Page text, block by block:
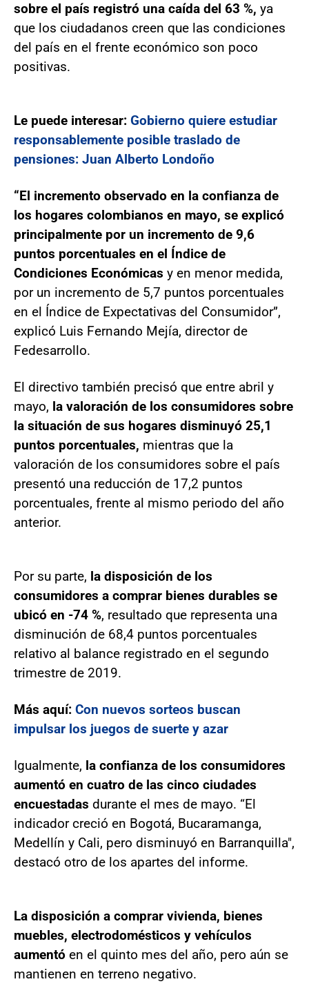
sobre el país registró una caída del 63 %, ya
que los ciudadanos creen que las condiciones
del país en el frente económico son poco
positivas.
Le puede interesar: Gobierno quiere estudiar
responsablemente posible traslado de
pensiones: Juan Alberto Londoño
“El incremento observado en la confianza de
los hogares colombianos en mayo, se explicó
principalmente por un incremento de 9,6
puntos porcentuales en el Índice de
Condiciones Económicas y en menor medida,
por un incremento de 5,7 puntos porcentuales
en el Índice de Expectativas del Consumidor”,
explicó Luis Fernando Mejía, director de
Fedesarrollo.
El directivo también precisó que entre abril y
mayo, la valoración de los consumidores sobre
la situación de sus hogares disminuyó 25,1
puntos porcentuales, mientras que la
valoración de los consumidores sobre el país
presentó una reducción de 17,2 puntos
porcentuales, frente al mismo periodo del año
anterior.
Por su parte, la disposición de los
consumidores a comprar bienes durables se
ubicó en -74 %, resultado que representa una
disminución de 68,4 puntos porcentuales
relativo al balance registrado en el segundo
trimestre de 2019.
Más aquí: Con nuevos sorteos buscan
impulsar los juegos de suerte y azar
Igualmente, la confianza de los consumidores
aumentó en cuatro de las cinco ciudades
encuestadas durante el mes de mayo. “El
indicador creció en Bogotá, Bucaramanga,
Medellín y Cali, pero disminuyó en Barranquilla",
destacó otro de los apartes del informe.
La disposición a comprar vivienda, bienes
muebles, electrodomésticos y vehículos
aumentó en el quinto mes del año, pero aún se
mantienen en terreno negativo.